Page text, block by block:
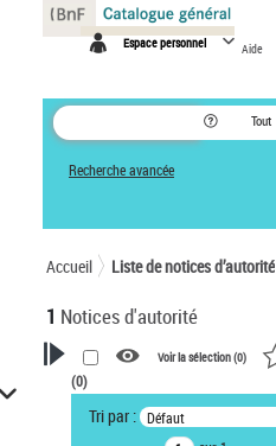
Espace personnel Aide
Tout
Recherche avancée
Accueil Liste de notices d’autorité
1 Notices d'autorité
VOTRE RECHERCHE
Recherche avancée dans les
Voir la sélection (0)
(0)
Tri par : Défaut
Panneau de gestion des cookies